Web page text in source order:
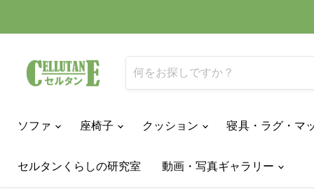
ソファ 座椅子 クッション 寝具・ラグ・マ
セルタンくらしの研究室 動画・写真ギャラリー